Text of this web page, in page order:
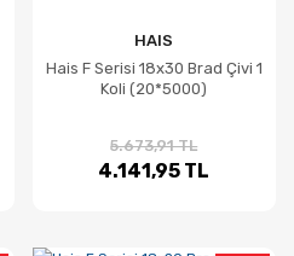
HAIS
Hais F Serisi 18x30 Brad Çivi 1
Koli (20*5000)
5.673,91 TL
4.141,95 TL